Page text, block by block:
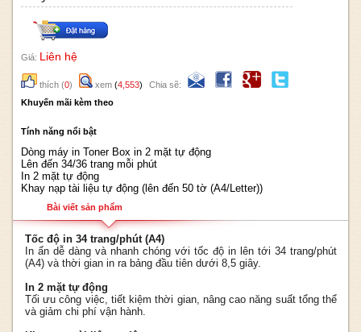
Giá: Liên hệ
thích (0) xem (4,553)
Chia sẽ:
Khuyến mãi kèm theo
Tính năng nổi bật
Dòng máy in Toner Box in 2 mặt tự động
Lên đến 34/36 trang mỗi phút
In 2 mặt tự động
Khay nạp tài liệu tự động (lên đến 50 tờ (A4/Letter))
Bài viết sản phẩm
Tốc độ in 34 trang/phút (A4)
In ấn dễ dàng và nhanh chóng với tốc độ in lên tới 34 trang/phút
(A4) và thời gian in ra bảng đầu tiên dưới 8,5 giây.
In 2 mặt tự động
Tối ưu công việc, tiết kiệm thời gian, nâng cao năng suất tổng thể
và giảm chi phí vận hành.